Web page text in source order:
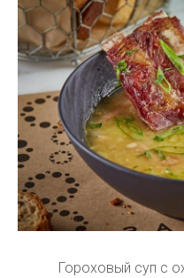
Гороховый суп с